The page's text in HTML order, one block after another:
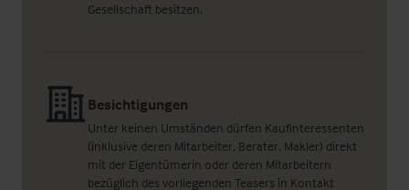
Gesellschaft besitzen.
Besichtigungen
Unter keinen Umständen dürfen Kaufinteressenten
(inklusive deren Mitarbeiter, Berater, Makler) direkt
mit der Eigentümerin oder deren Mitarbeitern
bezüglich des vorliegenden Teasers in Kontakt